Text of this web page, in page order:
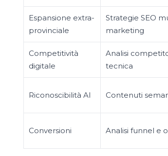
Espansione extra-
provinciale
Strategie SEO
marketing
Competitività
digitale
Analisi
tecnica
Riconoscibilità AI Contenuti
Conversioni Analisi funnel e